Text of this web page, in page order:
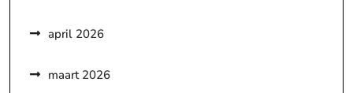
april 2026
maart 2026